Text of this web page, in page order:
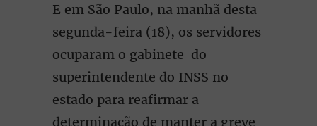
E em São Paulo, na manhã desta
segunda-feira (18), os servidores
ocuparam o gabinete do
superintendente do INSS no
estado para reafirmar a
determinação de manter a greve